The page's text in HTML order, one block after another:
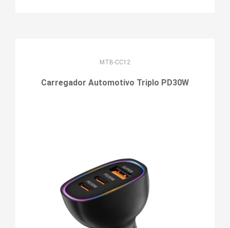
MTB-CC12
Carregador Automotivo Triplo PD30W